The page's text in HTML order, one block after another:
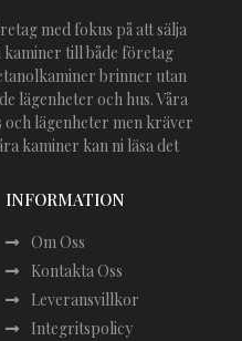
med fokus på att sälja
till både företag
brinner utan
lägenheter och hus. Våra
och lägenheter men kräver
kaminer kan ni läsa det
INFORMATION
Om Oss
Kontakta Oss
Leveransvillkor
Integritspolicy